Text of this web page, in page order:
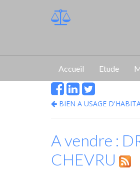
Accueil Etude
BIEN A USAGE
A vendre :
CHEVRU